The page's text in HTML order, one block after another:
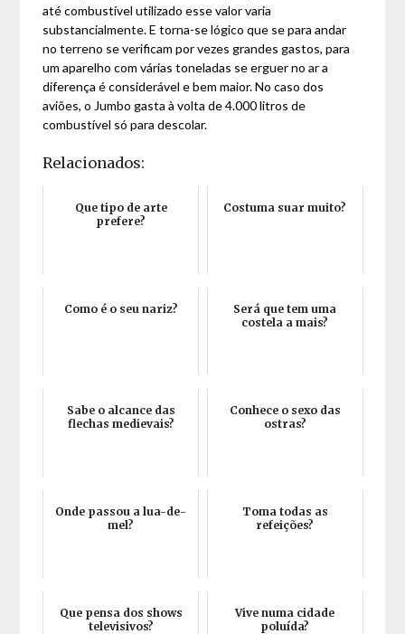
até combustível utilizado esse valor varia
substancialmente. E torna-se lógico que se para andar
no terreno se verificam por vezes grandes gastos, para
um aparelho com várias toneladas se erguer no ar a
diferença é considerável e bem maior. No caso dos
aviões, o Jumbo gasta à volta de 4.000 litros de
combustível só para descolar.
Relacionados:
Que tipo de arte
prefere?
Costuma suar muito?
Como é o seu nariz?
Será que tem uma
costela a mais?
Sabe o alcance das
flechas medievais?
Conhece o sexo das
ostras?
Onde passou a lua-de-
mel?
Toma todas as
refeições?
Que pensa dos shows
televisivos?
Vive numa cidade
poluída?